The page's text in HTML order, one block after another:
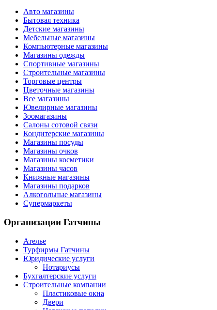
Авто магазины
Бытовая техника
Детские магазины
Мебельные магазины
Компьютерные магазины
Магазины одежды
Спортивные магазины
Строительные магазины
Торговые центры
Цветочные магазины
Все магазины
Ювелирные магазины
Зоомагазины
Салоны сотовой связи
Кондитерские магазины
Магазины посуды
Магазины очков
Магазины косметики
Магазины часов
Книжные магазины
Магазины подарков
Алкогольные магазины
Супермаркеты
Организации Гатчины
Ателье
Турфирмы Гатчины
Юридические услуги
Нотариусы
Бухгалтерские услуги
Строительные компании
Пластиковые окна
Двери